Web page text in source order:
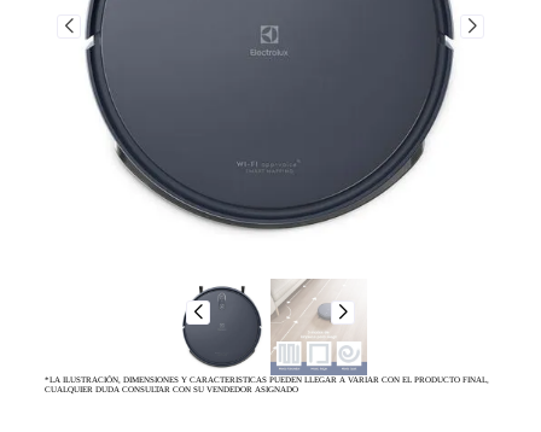
*LA ILUSTRACIÓN, DIMENSIONES Y CARACTERISTICAS PUEDEN LLEGAR A VARIAR CON EL PRODUCTO FINAL,
CUALQUIER DUDA CONSULTAR CON SU VENDEDOR ASIGNADO